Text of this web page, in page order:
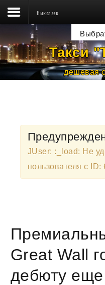
Такси ☎
Тарифы
Водителям
Пассажирам
Контакты
Николаев
Такси
дешевая
JUser: :_load: Не
пользователя с ID:
Great Wall
дебюту